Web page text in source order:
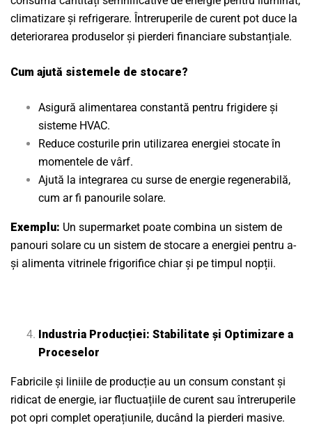
climatizare și refrigerare. Întreruperile de curent pot duce la
deteriorarea produselor și pierderi financiare substanțiale.
Cum ajută sistemele de stocare?
Asigură alimentarea constantă pentru frigidere și
sisteme HVAC.
Reduce costurile prin utilizarea energiei stocate în
momentele de vârf.
Ajută la integrarea cu surse de energie regenerabilă,
cum ar fi panourile solare.
Exemplu: Un supermarket poate combina un sistem de
panouri solare cu un sistem de stocare a energiei pentru a-
și alimenta vitrinele frigorifice chiar și pe timpul nopții.
Industria Producției: Stabilitate și Optimizare a
Proceselor
Fabricile și liniile de producție au un consum constant și
ridicat de energie, iar fluctuațiile de curent sau întreruperile
pot opri complet operațiunile, ducând la pierderi masive.